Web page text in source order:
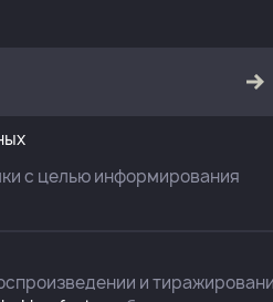
с целью информирования
и